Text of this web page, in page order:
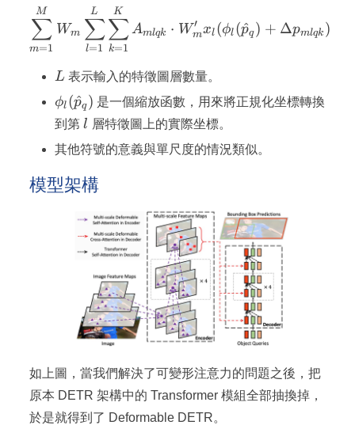
m=1
∑
M
Wm
l=1
∑
L
k=1
∑
K
Amlqk ⋅ Wm
′ xl (ϕl (p
^q ) + Δpmlqk )
L
L 表示輸入的特徵圖層數量。
\phi_l(\hat{p}_q)
ϕl (p
^q) 是一個縮放函數，用來將正規化坐標轉換
到第l
l 層特徵圖上的實際坐標。
其他符號的意義與單尺度的情況類似。
模型架構
如上圖，當我們解決了可變形注意力的問題之後，把
原本 DETR 架構中的 Transformer 模組全部抽換掉，
於是就得到了 Deformable DETR。